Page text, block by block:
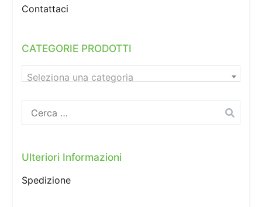
Contattaci
CATEGORIE PRODOTTI
Seleziona una categoria
Ricerca
per:
Ulteriori Informazioni
Spedizione